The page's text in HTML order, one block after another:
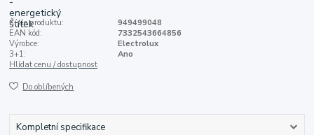
Číslo produktu:
949499048
EAN kód:
7332543664856
Výrobce:
Electrolux
3+1:
Ano
Hlídat cenu / dostupnost
Do oblíbených
Kompletní specifikace